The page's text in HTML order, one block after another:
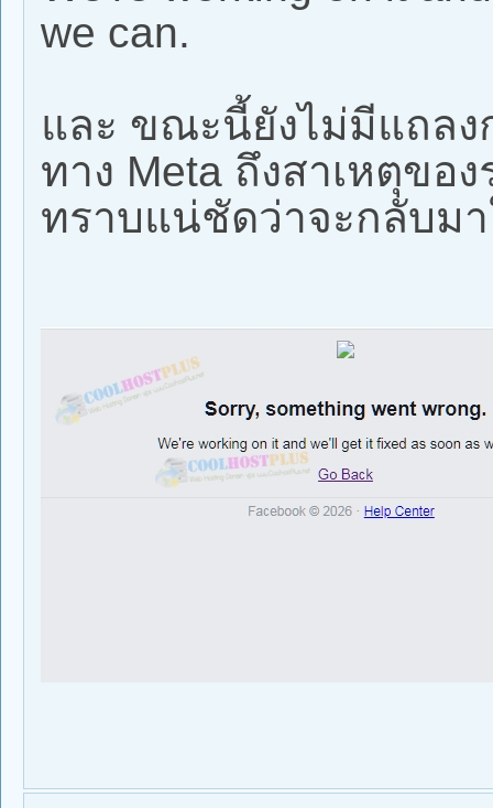
we can.
และ ขณะนี้ยังไม่มีแถลง
ทาง Meta ถึงสาเหตุขอ
ทราบแน่ชัดว่าจะกลับม